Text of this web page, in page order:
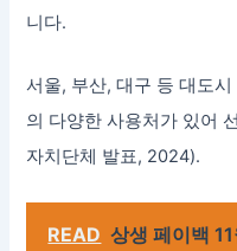
니다.
서울, 부산, 대구 등 대도
의 다양한 사용처가 있어
자치단체 발표, 2024).
READ 상생 페이백